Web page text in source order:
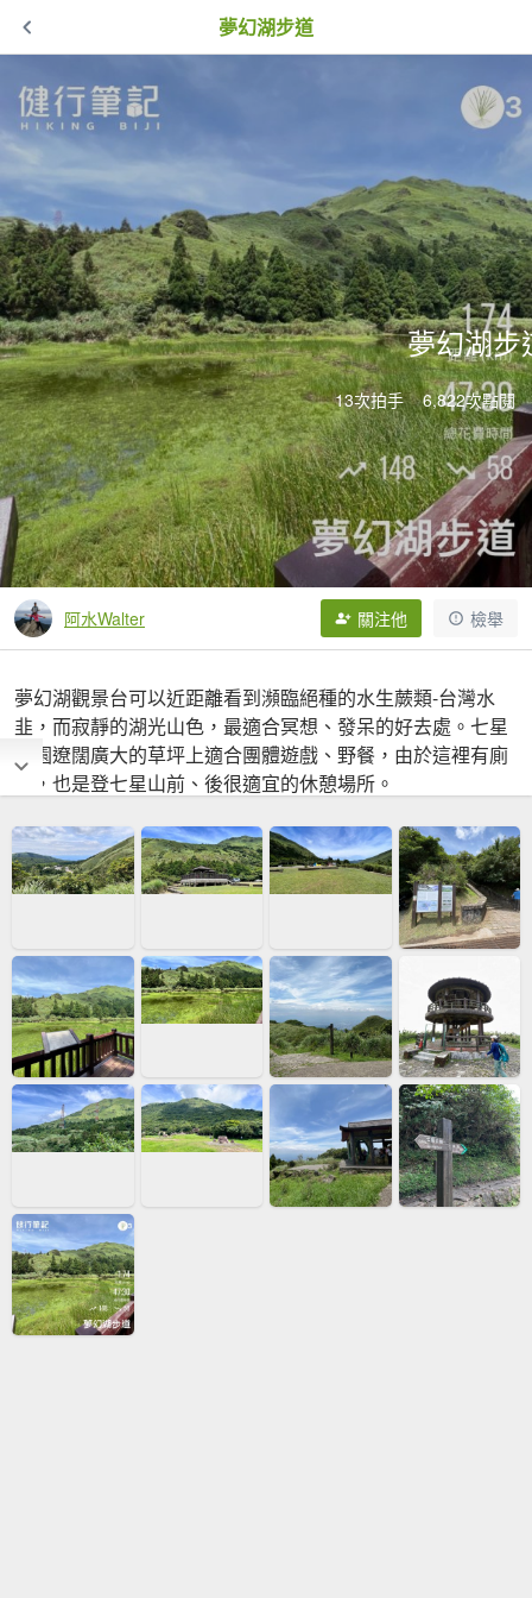
夢幻湖步道
夢幻湖步
13次拍手 6,822次點閱
阿水Walter 關注他 檢舉
夢幻湖觀景台可以近距離看到瀕臨絕種的水生蕨類-台灣水
韭，而寂靜的湖光山色，最適合冥想、發呆的好去處。七星
公園遼闊廣大的草坪上適合團體遊戲、野餐，由於這裡有廁
所，也是登七星山前、後很適宜的休憩場所。